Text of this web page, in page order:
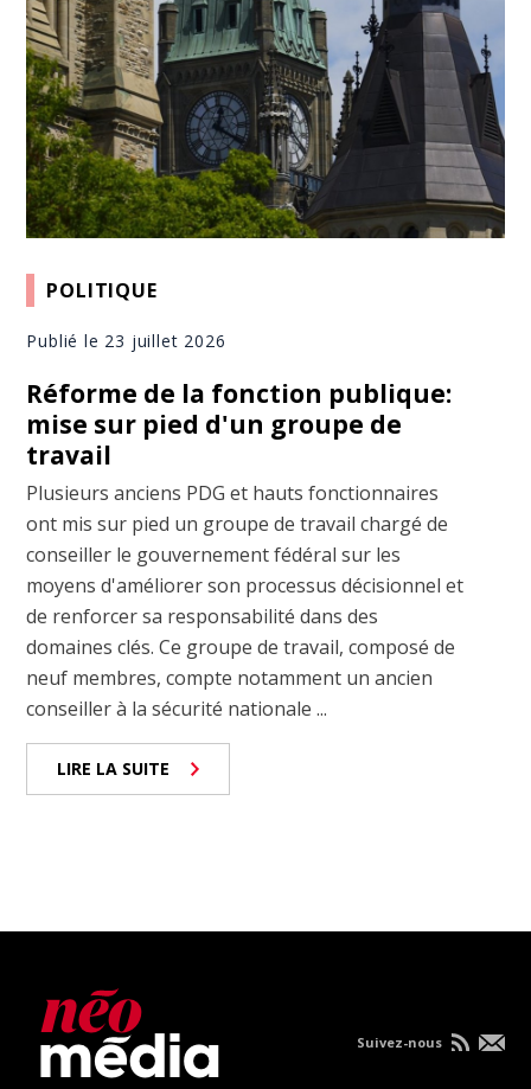
POLITIQUE
Publié le 23 juillet 2026
Réforme de la fonction publique:
mise sur pied d'un groupe de
travail
Plusieurs anciens PDG et hauts fonctionnaires
ont mis sur pied un groupe de travail chargé de
conseiller le gouvernement fédéral sur les
moyens d'améliorer son processus décisionnel et
de renforcer sa responsabilité dans des
domaines clés. Ce groupe de travail, composé de
neuf membres, compte notamment un ancien
conseiller à la sécurité nationale ...
LIRE LA SUITE
Suivez-nous